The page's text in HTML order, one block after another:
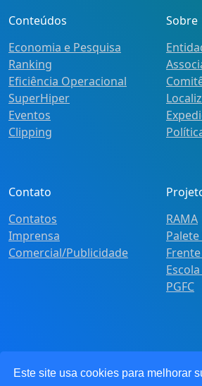
Este site usa cookies para melhorar
Conteúdos
Economia e Pesquisa
Ranking
Eficiência Operacional
SuperHiper
Eventos
Clipping
Sobre
Contato
Contatos
Imprensa
Comercial/Publicidade
RAMA
Palete
PGFC
Pot&Pracy . Todos os